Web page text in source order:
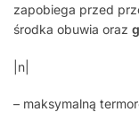
zapobiega przed
środka obuwia oraz
|n|
– maksymalną